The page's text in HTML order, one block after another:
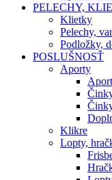
PELECHY,
Klietky
Pelechy,
Podložky,
POSLUŠNOSŤ
Aporty
Klikre
Lopty,